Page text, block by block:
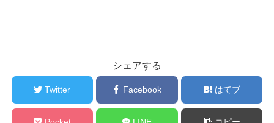
シェアする
Twitter Facebook はてブ